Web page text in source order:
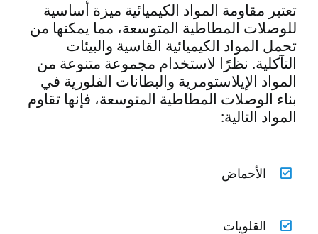
تعتبر مقاومة المواد الكيميائية ميزة أساسية
للوصلات المطاطية المتوسعة، مما يمكنها من
تحمل المواد الكيميائية القاسية والبيئات
التآكلية. نظرًا لاستخدام مجموعة متنوعة من
المواد الإيلاستومرية والبطانات الفلورية في
بناء الوصلات المطاطية المتوسعة، فإنها تقاوم
المواد التالية:
الأحماض
القلويات